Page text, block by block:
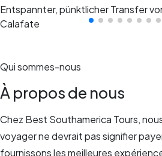
Entspannter, pünktlicher Transfer
Calafate
Qui sommes-nous
À propos de nous
Chez Best Southamerica Tours,
voyager ne devrait pas signifier
fournissons les meilleures